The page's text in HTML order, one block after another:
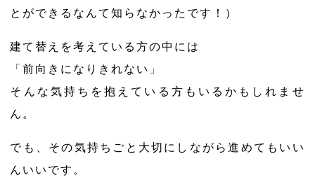
とができるなんて知らなかったです！）
建て替えを考えている方の中には
「前向きになりきれない」
そんな気持ちを抱えている方もいるかもしれませ
ん。
でも、その気持ちごと大切にしながら進めてもいい
んいいです。